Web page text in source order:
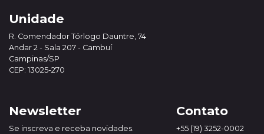
Unidade
R. Comendador Tórlogo Dauntre, 74
Andar 2 - Sala 207 - Cambuí
Campinas/SP
CEP: 13025-270
Newsletter
Se inscreva e receba novidades.
Contato
+55 (19) 3252-0002